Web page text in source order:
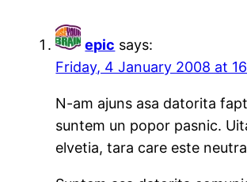
epic says:
Friday, 4 January 2008 at
N-am ajuns asa datorita
suntem un popor pasnic.
elvetia, tara care este